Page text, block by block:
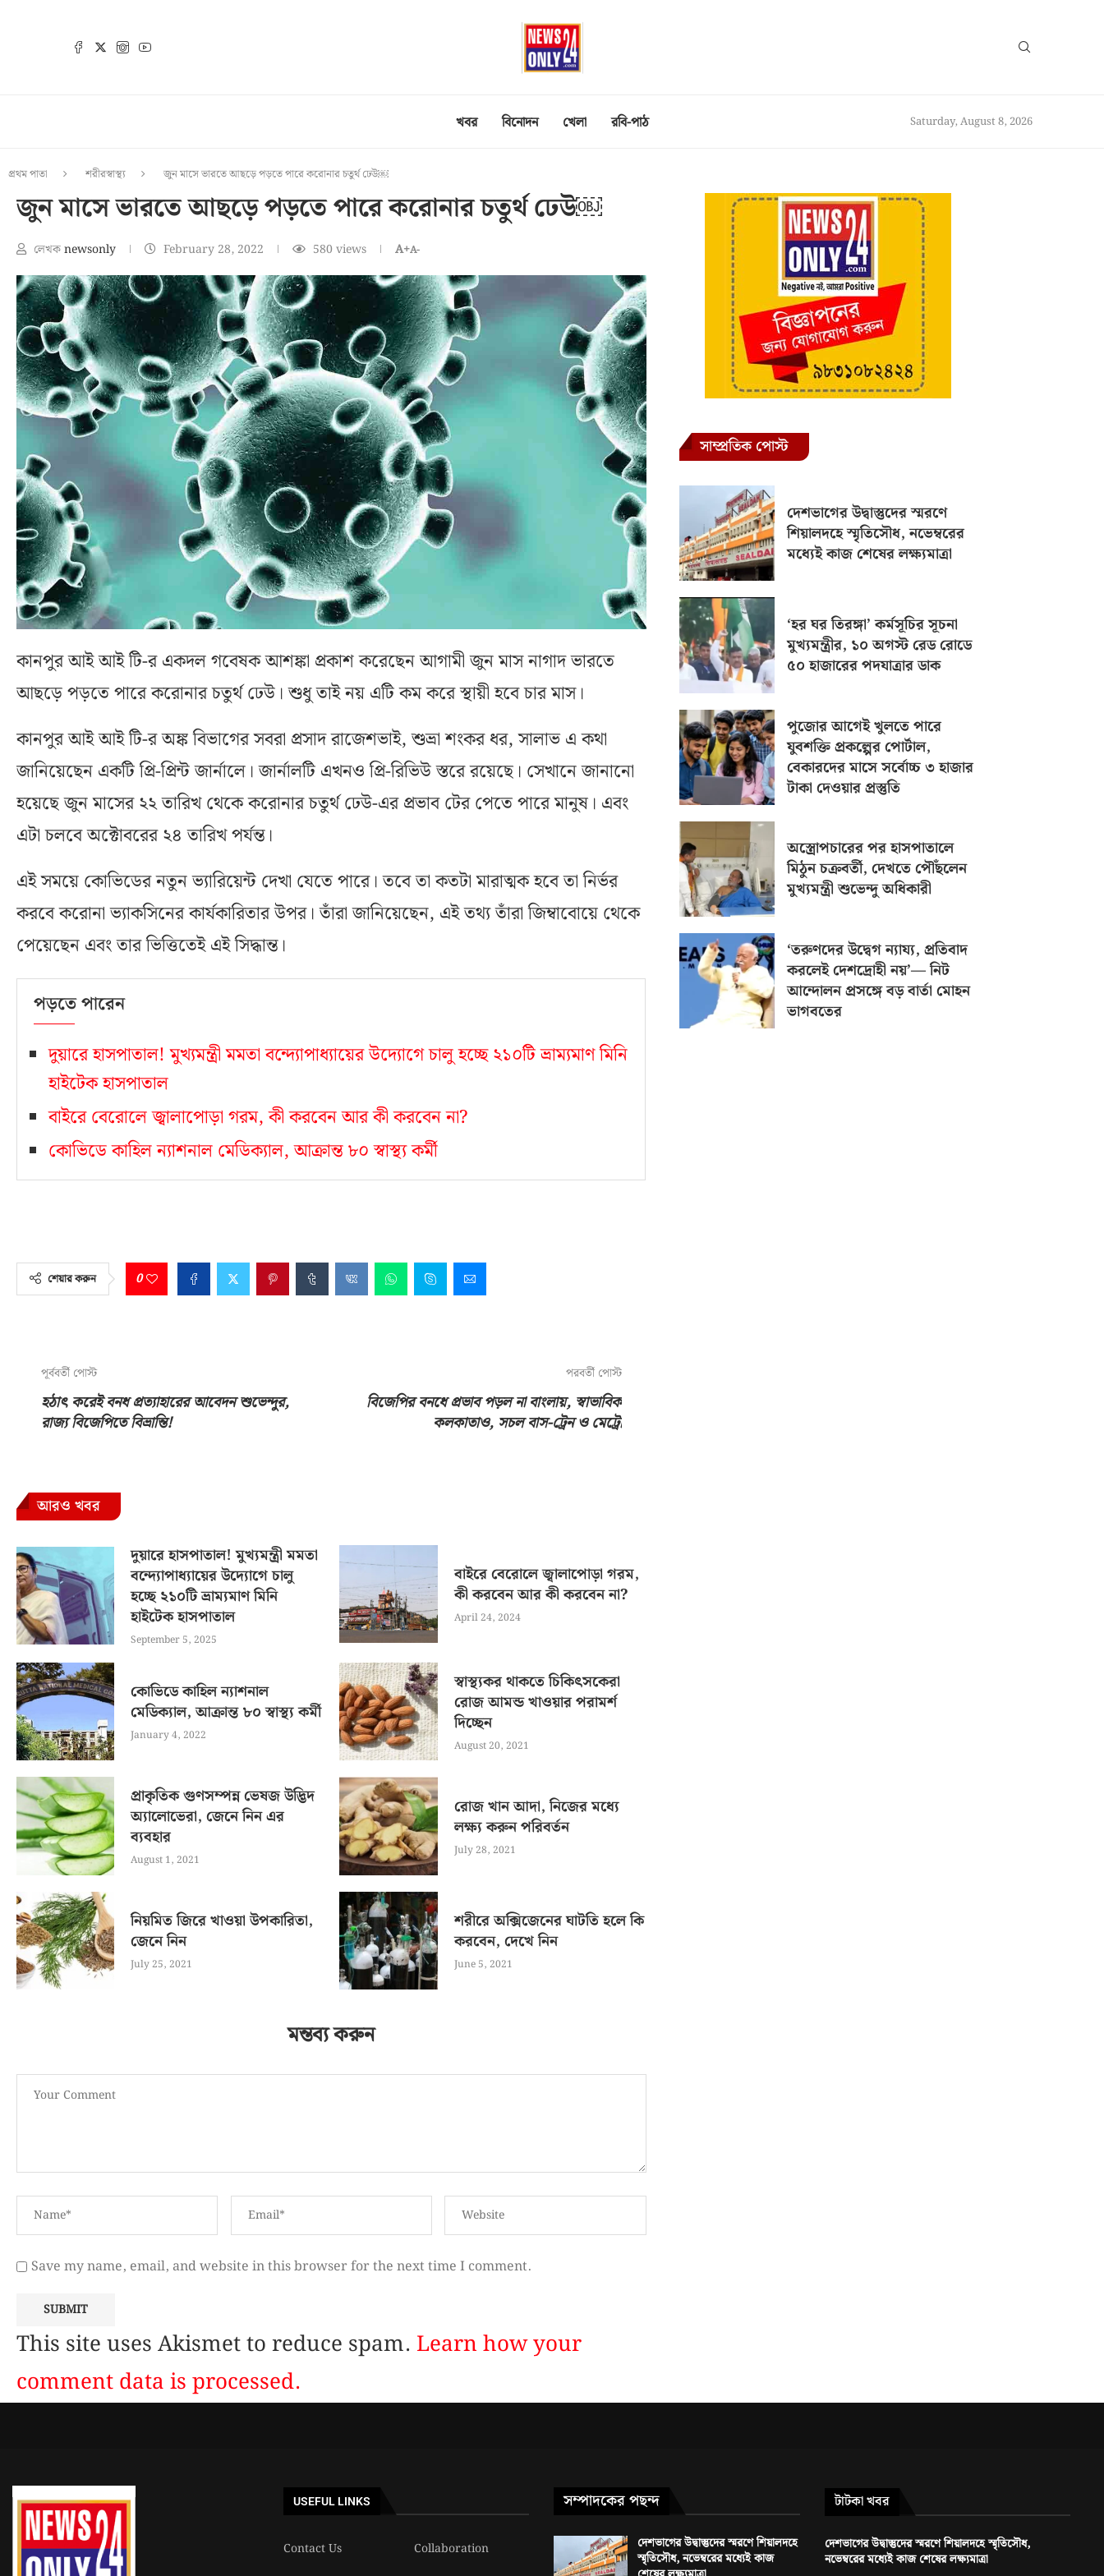
খবর বিনোদন খেলা রবি-পাঠ Saturday, August 8, 2026
প্রথম পাতা শরীরস্বাস্থ্য জুন মাসে ভারতে আছড়ে পড়তে পারে করোনার চতুর্থ ঢেউ￼
জুন মাসে ভারতে আছড়ে পড়তে পারে করোনার চতুর্থ ঢেউ￼
লেখকnewsonly February 28, 2022 580 views A+A-
কানপুর আই আই টি-র একদল গবেষক আশঙ্কা প্রকাশ করেছেন আগামী জুন মাস নাগাদ ভারতে
আছড়ে পড়তে পারে করোনার চতুর্থ ঢেউ। শুধু তাই নয় এটি কম করে স্থায়ী হবে চার মাস।
কানপুর আই আই টি-র অঙ্ক বিভাগের সবরা প্রসাদ রাজেশভাই, শুভ্রা শংকর ধর, সালাভ এ কথা
জানিয়েছেন একটি প্রি-প্রিন্ট জার্নালে। জার্নালটি এখনও প্রি-রিভিউ স্তরে রয়েছে। সেখানে জানানো
হয়েছে জুন মাসের ২২ তারিখ থেকে করোনার চতুর্থ ঢেউ-এর প্রভাব টের পেতে পারে মানুষ। এবং
এটা চলবে অক্টোবরের ২৪ তারিখ পর্যন্ত।
এই সময়ে কোভিডের নতুন ভ্যারিয়েন্ট দেখা যেতে পারে। তবে তা কতটা মারাত্মক হবে তা নির্ভর
করবে করোনা ভ্যাকসিনের কার্যকারিতার উপর। তাঁরা জানিয়েছেন, এই তথ্য তাঁরা জিম্বাবোয়ে থেকে
পেয়েছেন এবং তার ভিত্তিতেই এই সিদ্ধান্ত।
পড়তে পারেন
দুয়ারে হাসপাতাল! মুখ্যমন্ত্রী মমতা বন্দ্যোপাধ্যায়ের উদ্যোগে চালু হচ্ছে ২১০টি ভ্রাম্যমাণ মিনি
হাইটেক হাসপাতাল
বাইরে বেরোলে জ্বালাপোড়া গরম, কী করবেন আর কী করবেন না?
কোভিডে কাহিল ন্যাশনাল মেডিক্যাল, আক্রান্ত ৮০ স্বাস্থ্য কর্মী
শেয়ার করুন 0
পূর্ববর্তী পোস্ট
হঠাৎ করেই বনধ প্রত্যাহারের আবেদন শুভেন্দুর,
রাজ্য বিজেপিতে বিভ্রান্তি!
পরবর্তী পোস্ট
বিজেপির বনধে প্রভাব পড়ল না বাংলায়, স্বাভাবিক
কলকাতাও, সচল বাস-ট্রেন ও মেট্রো
আরও খবর
দুয়ারে হাসপাতাল! মুখ্যমন্ত্রী মমতা
বন্দ্যোপাধ্যায়ের উদ্যোগে চালু
হচ্ছে ২১০টি ভ্রাম্যমাণ মিনি
হাইটেক হাসপাতাল
September 5, 2025
বাইরে বেরোলে জ্বালাপোড়া গরম,
কী করবেন আর কী করবেন না?
April 24, 2024
কোভিডে কাহিল ন্যাশনাল
মেডিক্যাল, আক্রান্ত ৮০ স্বাস্থ্য কর্মী
January 4, 2022
স্বাস্থ্যকর থাকতে চিকিৎসকেরা
রোজ আমন্ড খাওয়ার পরামর্শ
দিচ্ছেন
August 20, 2021
প্রাকৃতিক গুণসম্পন্ন ভেষজ উদ্ভিদ
অ্যালোভেরা, জেনে নিন এর
ব্যবহার
August 1, 2021
রোজ খান আদা, নিজের মধ্যে
লক্ষ্য করুন পরিবর্তন
July 28, 2021
নিয়মিত জিরে খাওয়া উপকারিতা,
জেনে নিন
July 25, 2021
শরীরে অক্সিজেনের ঘাটতি হলে কি
করবেন, দেখে নিন
June 5, 2021
মন্তব্য করুন
Save my name, email, and website in this browser for the next time I comment.
This site uses Akismet to reduce spam. Learn how your
comment data is processed.
সাম্প্রতিক পোস্ট
দেশভাগের উদ্বাস্তুদের স্মরণে
শিয়ালদহে স্মৃতিসৌধ, নভেম্বরের
মধ্যেই কাজ শেষের লক্ষ্যমাত্রা
‘হর ঘর তিরঙ্গা’ কর্মসূচির সূচনা
মুখ্যমন্ত্রীর, ১০ অগস্ট রেড রোডে
৫০ হাজারের পদযাত্রার ডাক
পুজোর আগেই খুলতে পারে
যুবশক্তি প্রকল্পের পোর্টাল,
বেকারদের মাসে সর্বোচ্চ ৩ হাজার
টাকা দেওয়ার প্রস্তুতি
অস্ত্রোপচারের পর হাসপাতালে
মিঠুন চক্রবর্তী, দেখতে পৌঁছলেন
মুখ্যমন্ত্রী শুভেন্দু অধিকারী
‘তরুণদের উদ্বেগ ন্যায্য, প্রতিবাদ
করলেই দেশদ্রোহী নয়’— নিট
আন্দোলন প্রসঙ্গে বড় বার্তা মোহন
ভাগবতের
USEFUL LINKS
Contact Us
Collaboration
সম্পাদকের পছন্দ
দেশভাগের উদ্বাস্তুদের স্মরণে শিয়ালদহে
স্মৃতিসৌধ, নভেম্বরের মধ্যেই কাজ
টাটকা খবর
দেশভাগের উদ্বাস্তুদের স্মরণে শিয়ালদহে স্মৃতিসৌধ,
নভেম্বরের মধ্যেই কাজ শেষের লক্ষ্যমাত্রা